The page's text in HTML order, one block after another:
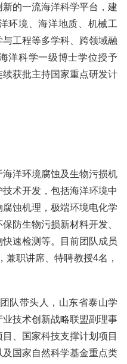
的一流海洋科学平台，建
环境、海洋地质、机械工
工程等多学科、跨领域融
洋科学一级博士学位授予
获批主持国家重点研发计
洋环境腐蚀及生物污损机
术开发，包括海洋环境中
蚀机理，极端环境电化学
防生物污损新材料开发、
速检测等。目前团队成员
兼职讲席、特聘教授4名，
队带头人，山东省泰山学
技术创新战略联盟副理事
、国家科技支撑计划项目
国家自然科学基金重点类